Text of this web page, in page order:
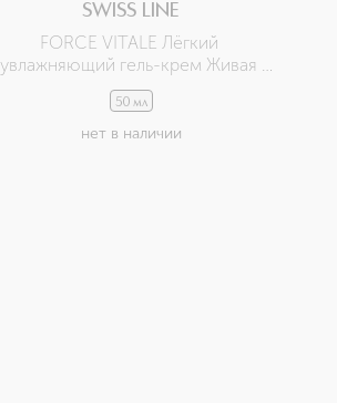
SWISS LINE
FORCE VITALE Лёгкий
увлажняющий гель-крем Живая
вода
50 мл
нет в наличии